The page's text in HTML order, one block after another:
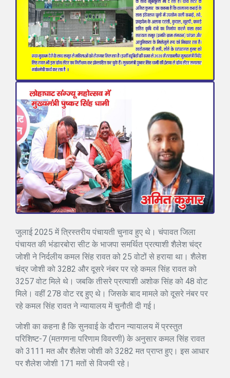
जुलाई 2025 में त्रिस्तरीय पंचायती चुनाव हुए थे। चंपावत जिला
पंचायत की भंडारबोरा सीट के भाजपा समर्थित प्रत्याशी शैलेश चंद्र
जोशी ने निर्दलीय कमल सिंह रावत को 25 वोटों से हराया था। शैलेश
चंद्र जोशी को 3282 और दूसरे नंबर पर रहे कमल सिंह रावत को
3257 वोट मिले थे। जबकि तीसरे प्रत्याशी अशोक सिंह को 48 वोट
मिले। वहीं 278 वोट रद्द हुए थे। जिसके बाद मामले को दूसरे नंबर पर
रहे कमल सिंह रावत ने न्यायालय में चुनौती दी गई।
जोशी का कहना है कि सुनवाई के दौरान न्यायालय में प्रस्तुत
परिशिष्ट-7 (मतगणना परिणाम विवरणी) के अनुसार कमल सिंह रावत
को 3111 मत और शैलेश जोशी को 3282 मत प्राप्त हुए। इस आधार
पर शैलेश जोशी 171 मतों से विजयी रहे।